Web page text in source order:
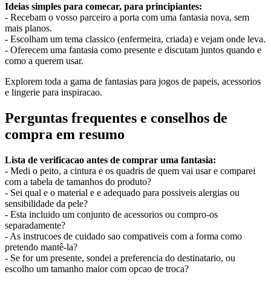
Ideias simples para comecar, para principiantes:
- Recebam o vosso parceiro a porta com uma fantasia nova, sem
mais planos.
- Escolham um tema classico (enfermeira, criada) e vejam onde leva.
- Oferecem uma fantasia como presente e discutam juntos quando e
como a querem usar.
Explorem toda a gama de fantasias para jogos de papeis, acessorios
e lingerie para inspiracao.
Perguntas frequentes e conselhos de
compra em resumo
Lista de verificacao antes de comprar uma fantasia:
- Medi o peito, a cintura e os quadris de quem vai usar e comparei
com a tabela de tamanhos do produto?
- Sei qual e o material e e adequado para possiveis alergias ou
sensibilidade da pele?
- Esta incluido um conjunto de acessorios ou compro-os
separadamente?
- As instrucoes de cuidado sao compativeis com a forma como
pretendo mantê-la?
- Se for um presente, sondei a preferencia do destinatario, ou
escolho um tamanho maior com opcao de troca?